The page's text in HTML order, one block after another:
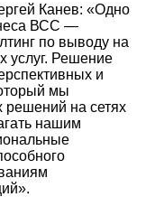
Канев: «Одно
ВСС —
по выводу на
услуг. Решение
и
мы
решений на сетях
нашим